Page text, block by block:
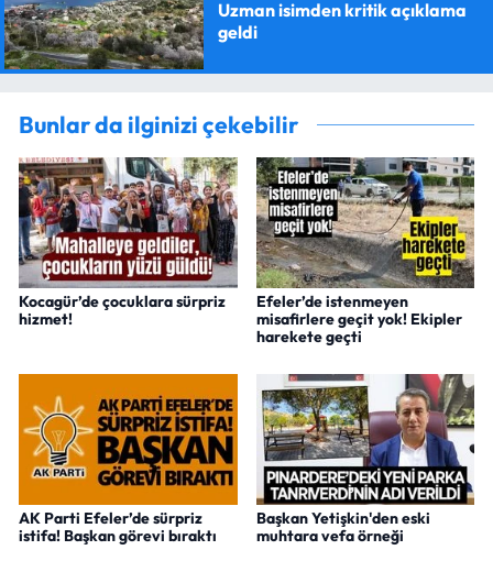
Uzman isimden kritik açıklama
geldi
Bunlar da ilginizi çekebilir
Kocagür’de çocuklara sürpriz
hizmet!
Efeler’de istenmeyen
misafirlere geçit yok! Ekipler
harekete geçti
AK Parti Efeler’de sürpriz
istifa! Başkan görevi bıraktı
Başkan Yetişkin'den eski
muhtara vefa örneği